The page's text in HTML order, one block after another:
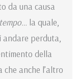
da una causa
la quale,
perduta,
della
che anche l’altro